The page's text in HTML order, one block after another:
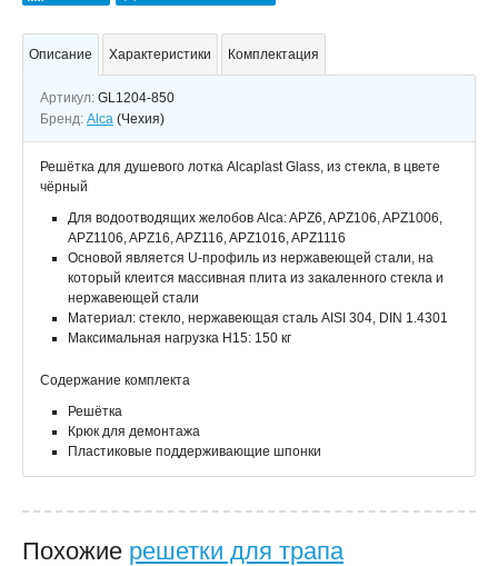
Описание Характеристики Комплектация
Артикул: GL1204-850
Бренд: Alca (Чехия)
Решётка для душевого лотка Alcaplast Glass, из стекла, в цвете
чёрный
Для водоотводящих желобов Alca: APZ6, APZ106, APZ1006,
APZ1106, APZ16, APZ116, APZ1016, APZ1116
Основой является U-профиль из нержавеющей стали, на
который клеится массивная плита из закаленного стекла и
нержавеющей стали
Материал: стекло, нержавеющая сталь AISI 304, DIN 1.4301
Максимальная нагрузка H15: 150 кг
Содержание комплекта
Решётка
Крюк для демонтажа
Пластиковые поддерживающие шпонки
Похожие решетки для трапа